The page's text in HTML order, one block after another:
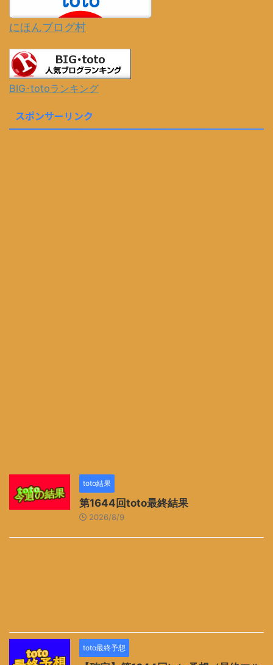
にほんブログ村
BIG･totoランキング
スポンサーリンク
toto結果
第1644回toto最終結果
2026/8/9
toto最終予想